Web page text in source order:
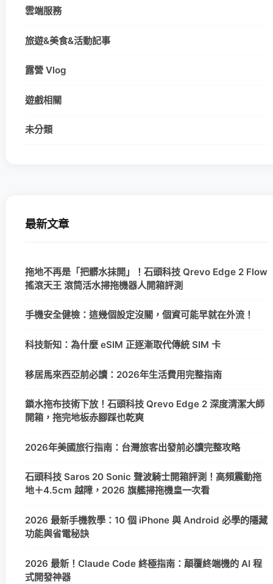
雲端服務
旅遊&美食&活動記事
露營 Vlog
遊戲相關
未分類
最新文章
拖地不再是「把髒水抹開」！石頭科技 Qrevo Edge 2 Flow
搖滾天王 滾筒活水掃拖機器人開箱評測
手機安全健檢：這幾個設定沒關，個資可能早就在外流！
科技新知：為什麼 eSIM 正逐漸取代傳統 SIM 卡
移居馬來西亞前必讀：2026年生活費用完整指南
鎖水拖布技術下放！石頭科技 Qrevo Edge 2 深度清潔大師
開箱，拖完地板赤腳踩也乾爽
2026年美國旅行指南：台灣旅客出發前必讀完整攻略
石頭科技 Saros 20 Sonic 聲波騎士開箱評測！高頻震動拖
地＋4.5cm 越障，2026 旗艦掃拖機皇一次看
2026 最新手機教學：10 個 iPhone 與 Android 必學的隱藏
功能與省電秘訣
2026 最新！Claude Code 終極指南：顛覆終端機的 AI 程
式開發神器